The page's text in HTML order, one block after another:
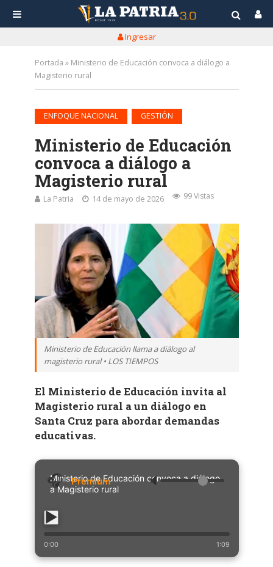
Ingresar
Portada » Ministerio de Educación convoca a diálogo a
Magisterio rural
ENFOQUE NACIONAL GESTIÓN
Ministerio de Educación
convoca a diálogo a
Magisterio rural
La Patria 14 de mayo de 2026 99 Vistas
Ministerio de Educación llama a diálogo al
magisterio rural • LOS TIEMPOS
El Ministerio de Educación invita al
Magisterio rural a un diálogo en
Santa Cruz para abordar demandas
educativas.
Ministerio de Educación convoca a diálogo
a Magisterio rural
🔈
0:00 1:09